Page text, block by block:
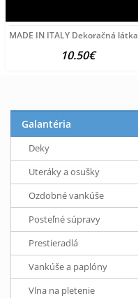
MADE IN ITALY Dekoračná
10.50€
Galantéria
Deky
Uteráky a osušky
Ozdobné vankúše
Posteľné súpravy
Prestieradlá
Vankúše a paplóny
Vlna na pletenie